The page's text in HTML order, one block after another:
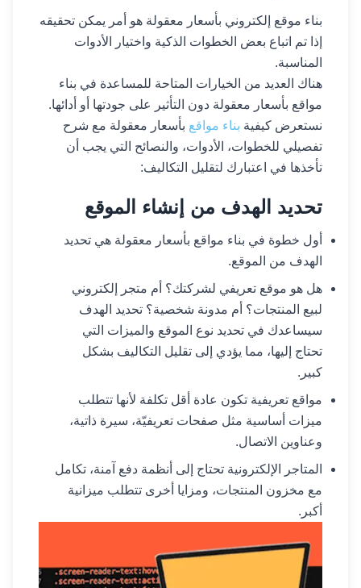
بناء موقع إلكتروني بأسعار معقولة هو أمر يمكن تحقيقه
إذا تم اتباع بعض الخطوات الذكية واختيار الأدوات
المناسبة.
هناك العديد من الخيارات المتاحة للمساعدة في بناء
مواقع بأسعار معقولة دون التأثير على جودتها أو أدائها.
نستعرض كيفية بناء مواقع بأسعار معقولة مع شرح
تفصيلي للخطوات، الأدوات، والنصائح التي يجب أن
تأخذها في اعتبارك لتقليل التكاليف:
تحديد الهدف من إنشاء الموقع
أول خطوة في بناء مواقع بأسعار معقولة هي تحديد
الهدف من الموقع.
هل هو موقع تعريفي لشركتك؟ أم متجر إلكتروني
لبيع المنتجات؟ أم مدونة شخصية؟ تحديد الهدف
سيساعدك في تحديد نوع الموقع والميزات التي
تحتاج إليها، مما يؤدي إلى تقليل التكاليف بشكل
كبير.
مواقع تعريفية تكون عادة أقل تكلفة لأنها تتطلب
ميزات أساسية مثل صفحات تعريفيّة، سيرة ذاتية،
وعناوين الاتصال.
المتاجر الإلكترونية تحتاج إلى أنظمة دفع آمنة، تكامل
مع مخزون المنتجات، ومزايا أخرى تتطلب ميزانية
أكبر.